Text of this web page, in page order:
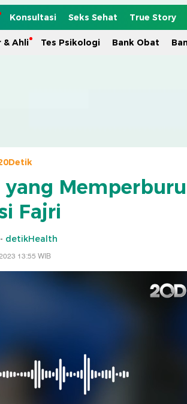
Konsultasi Seks Sehat True Story
& Ahli Tes Psikologi Bank Obat
yang
Fajri
detikHealth
13:55 WIB